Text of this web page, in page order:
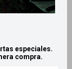
especiales.
compra.